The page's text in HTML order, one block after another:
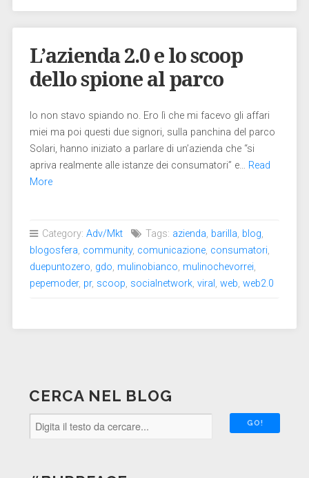
L’azienda 2.0 e lo scoop
dello spione al parco
Io non stavo spiando no. Ero lì che mi facevo gli affari
miei ma poi questi due signori, sulla panchina del parco
Solari, hanno iniziato a parlare di un’azienda che “si
apriva realmente alle istanze dei consumatori” e… Read
More
Category: Adv/Mkt Tags: azienda, barilla, blog,
blogosfera, community, comunicazione, consumatori,
duepuntozero, gdo, mulinobianco, mulinochevorrei,
pepemoder, pr, scoop, socialnetwork, viral , web, web2.0
CERCA NEL BLOG